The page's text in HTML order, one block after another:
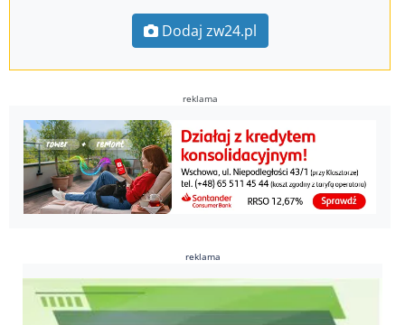
Dodaj zw24.pl
reklama
reklama